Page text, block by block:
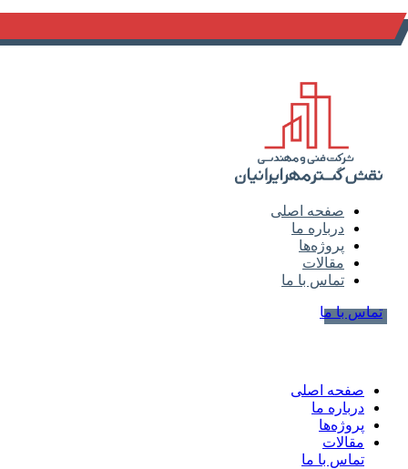
صفحه اصلی
درباره ما
پروژه‌ها
مقالات
تماس با ما
تماس با ما
صفحه اصلی
درباره ما
پروژه‌ها
مقالات
تماس با ما